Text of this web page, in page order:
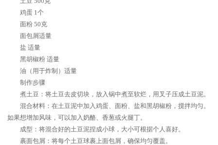
鸡蛋 1个
面粉 50克
面包屑适量
盐 适量
黑胡椒粉 适量
油（用于炸制）适量
制作步骤
煮土豆：将土豆去皮切块，放入锅中煮至软烂，用叉子压成土豆泥。
混合材料：在土豆泥中加入鸡蛋、面粉、盐和黑胡椒粉，搅拌均匀。
如果想增加风味，可以加入奶酪、香葱或火腿丁。
成型：将混合好的土豆泥捏成小球，大小可根据个人喜好。
裹面包屑：将每个土豆球裹上面包屑，确保均匀覆盖。